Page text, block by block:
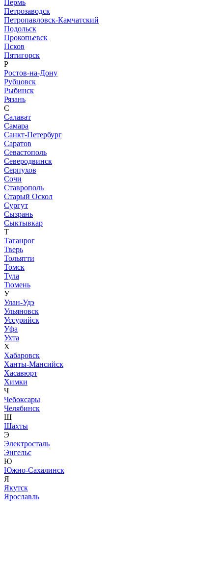
Пермь
Петрозаводск
Петропавловск-Камчатский
Подольск
Прокопьевск
Псков
Пятигорск
Р
Ростов-на-Дону
Рубцовск
Рыбинск
Рязань
С
Салават
Самара
Санкт-Петербург
Саратов
Севастополь
Северодвинск
Серпухов
Сочи
Ставрополь
Старый Оскол
Сургут
Сызрань
Сыктывкар
Т
Таганрог
Тверь
Тольятти
Томск
Тула
Тюмень
У
Улан-Удэ
Ульяновск
Уссурийск
Уфа
Ухта
Х
Хабаровск
Ханты-Мансийск
Хасавюрт
Химки
Ч
Чебоксары
Челябинск
Ш
Шахты
Э
Электросталь
Энгельс
Ю
Южно-Сахалинск
Я
Якутск
Ярославль